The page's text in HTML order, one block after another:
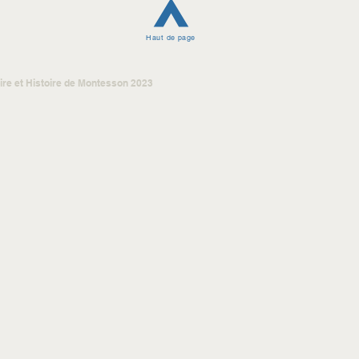
Haut de page
et Histoire de Montesson 2023